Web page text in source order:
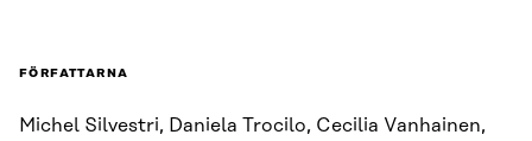
FÖRFATTARNA
Michel Silvestri, Daniela Trocilo, Cecilia Vanhainen,